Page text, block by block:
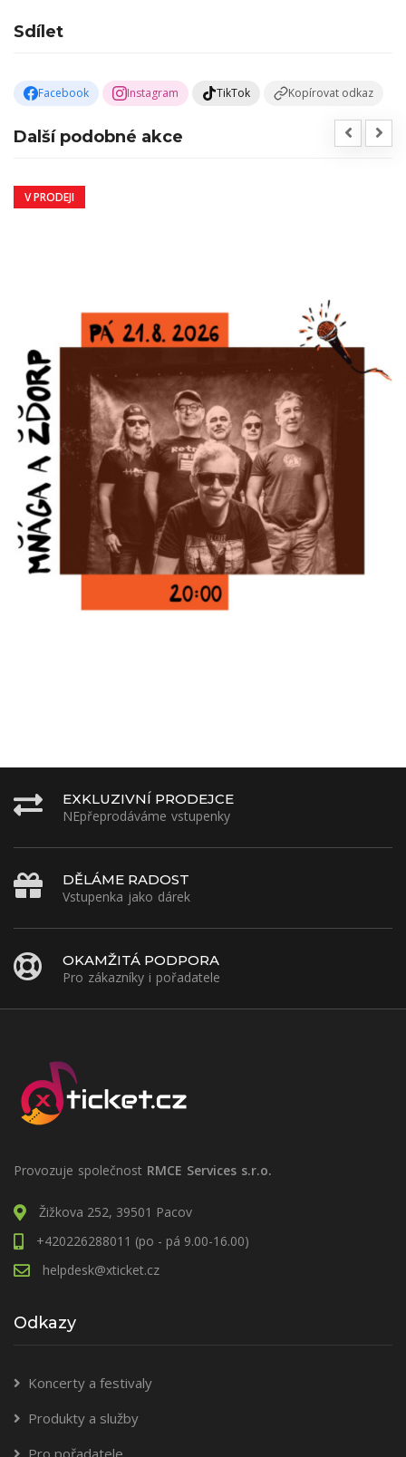
Sdílet
Facebook Instagram TikTok Kopírovat odkaz
Další podobné akce
V PRODEJI
EXKLUZIVNÍ PRODEJCE
NEpřeprodáváme vstupenky
DĚLÁME RADOST
Vstupenka jako dárek
OKAMŽITÁ PODPORA
Pro zákazníky i pořadatele
Provozuje společnost RMCE Services s.r.o.
Žižkova 252, 39501 Pacov
+420226288011 (po - pá 9.00-16.00)
helpdesk@xticket.cz
Odkazy
Koncerty a festivaly
Produkty a služby